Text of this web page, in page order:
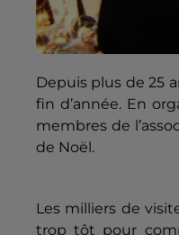
Depuis plus de 25
fin d’année. En
membres de
de Noël.
Les milliers de
trop tôt pour